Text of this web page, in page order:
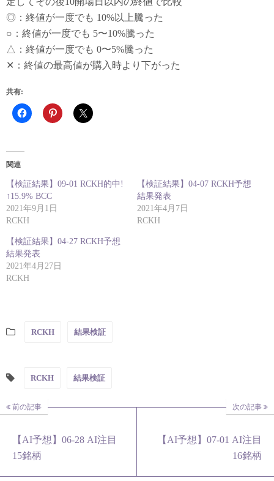
◎：終値が一度でも 10%以上騰った
○：終値が一度でも 5〜10%騰った
△：終値が一度でも 0〜5%騰った
✕：終値の最高値が購入時より下がった
共有:
関連
【検証結果】09-01 RCKH的中!
↑15.9% BCC
2021年9月1日
RCKH
【検証結果】04-07 RCKH予想
結果発表
2021年4月7日
RCKH
【検証結果】04-27 RCKH予想
結果発表
2021年4月27日
RCKH
RCKH 結果検証
RCKH 結果検証
前の記事
【AI予想】06-28 AI注目
15銘柄
次の記事
【AI予想】07-01 AI注目
16銘柄